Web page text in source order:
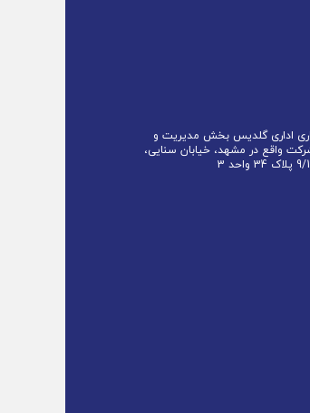
اداری گلدیس بخش مدیریت و
واقع در مشهد، خیابان سنایی،